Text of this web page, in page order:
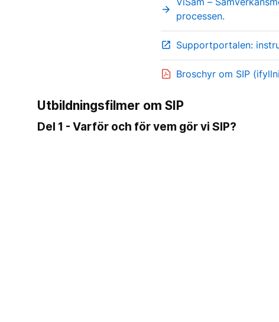
arrow_forward
processen.
open_in_new Supportportalen:
Broschyr om SIP
Utbildningsfilmer om SIP
Del 1 - Varför och för vem gör vi SIP?